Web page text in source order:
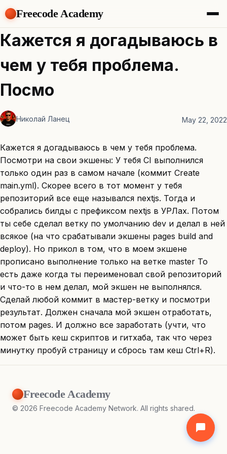
Freecode Academy
About
Members
Offers
Projects
Tasks
Get Access
Кажется я догадываюсь в
чем у тебя проблема.
Посмо
Николай Ланец May 22, 2022
Кажется я догадываюсь в чем у тебя проблема.
Посмотри на свои экшены: У тебя CI выполнился
только один раз в самом начале (коммит Create
main.yml). Скорее всего в тот момент у тебя
репозиторий все еще назывался nextjs. Тогда и
собрались билды с префиксом nextjs в УРЛах. Потом
ты себе сделал ветку по умолчанию dev и делал в ней
всякое (на что срабатывали экшены pages build and
deploy). Но прикол в том, что в моем экшене
прописано выполнение только на ветке master То
есть даже когда ты переименовал свой репозиторий
и что-то в нем делал, мой экшен не выполнялся.
Сделай любой коммит в мастер-ветку и посмотри
результат. Должен сначала мой экшен отработать,
потом pages. И должно все заработать (учти, что
может быть кеш скриптов и гитхаба, так что через
минутку пробуй страницу и сбрось там кеш Ctrl+R).
Freecode Academy
© 2026 Freecode Academy Network. All rights shared.